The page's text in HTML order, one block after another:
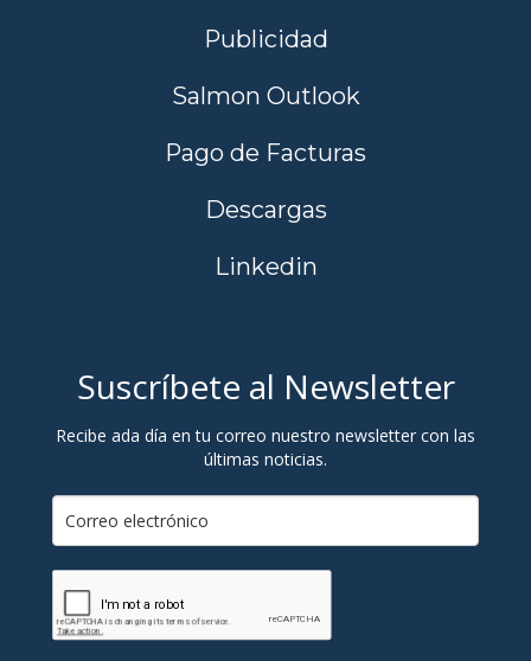
Publicidad
Salmon Outlook
Pago de Facturas
Descargas
Linkedin
Suscríbete al Newsletter
Recibe ada día en tu correo nuestro newsletter con las
últimas noticias.